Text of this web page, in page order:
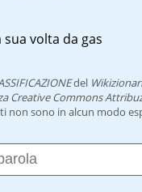
sua volta da gas
del
Creative Commons
non sono in alcun modo